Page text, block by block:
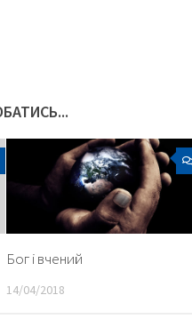
Бог і вчений
14/04/2018